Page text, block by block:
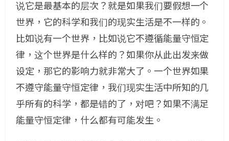
说它是最基本的层次？就是如果我们要假想一个
世界，它的科学和我们的现实生活是不一样的。
比如说有一个世界，比如说它不遵循能量守恒定
律，这个世界是什么样的？如果你从此出发来做
设定，那它的影响力就非常大了。一个世界如果
不遵守能量守恒定律，我们现实生活中所知的几
乎所有的科学，都是错的了，对吧？如果不满足
能量守恒定律，什么都有可能发生。